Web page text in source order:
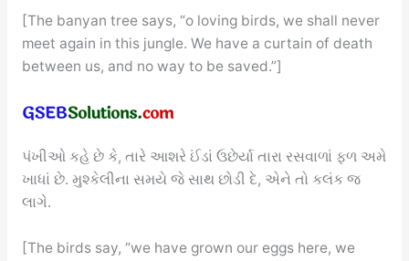
[The banyan tree says, “o loving birds, we shall never
meet again in this jungle. We have a curtain of death
between us, and no way to be saved.”]
પંખીઓ કહે છે કે, તારે આશરે ઈંડાં ઉછેર્યા તારા રસવાળાં ફળ અમે
ખાધાં છે. મુશ્કેલીના સમયે જે સાથ છોડી દે, એને તો કલંક જ
લાગે.
[The birds say, “we have grown our eggs here, we